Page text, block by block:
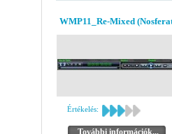
WMP11_Re-Mixed
Értékelés:
További információk...